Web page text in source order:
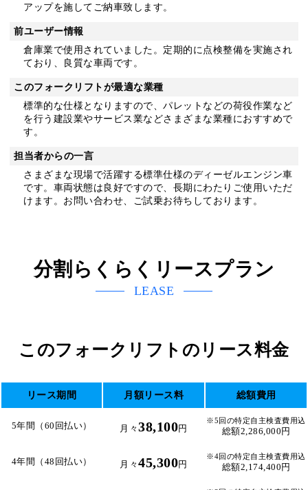
アップを施してご納車致します。
前ユーザー情報
倉庫業で使用されていました。定期的に点検整備を実施され
ており、良質な車両です。
このフォークリフトが最適な業種
標準的な仕様となりますので、パレットなどの荷役作業など
を行う建設業やサービス業などさまざまな業種におすすめで
す。
担当者からの一言
さまざまな現場で活躍する標準仕様のディーゼルエンジン車
です。車両状態は良好ですので、長期にわたりご使用いただ
けます。お問い合わせ、ご試乗お待ちしております。
分割らくらくリースプラン
LEASE
このフォークリフトのリース料金
リース期間 月額リース料 総額費用
5年間（60回払い） 月々38,100円
※5回の特定自主検査費用込
総額2,286,000円
4年間（48回払い） 月々45,300円
※4回の特定自主検査費用込
総額2,174,400円